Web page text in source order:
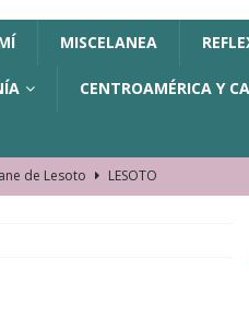
MISCELANEA
CENTROAMÉRICA Y
de Lesoto
LESOTO